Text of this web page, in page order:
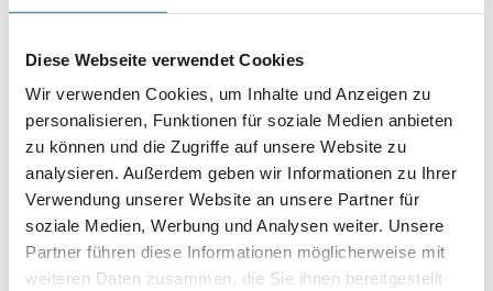
Diese Webseite verwendet Cookies
Wir verwenden Cookies, um Inhalte und Anzeigen zu
personalisieren, Funktionen für soziale Medien anbieten
zu können und die Zugriffe auf unsere Website zu
analysieren. Außerdem geben wir Informationen zu Ihrer
Verwendung unserer Website an unsere Partner für
soziale Medien, Werbung und Analysen weiter. Unsere
Partner führen diese Informationen möglicherweise mit
weiteren Daten zusammen, die Sie ihnen bereitgestellt